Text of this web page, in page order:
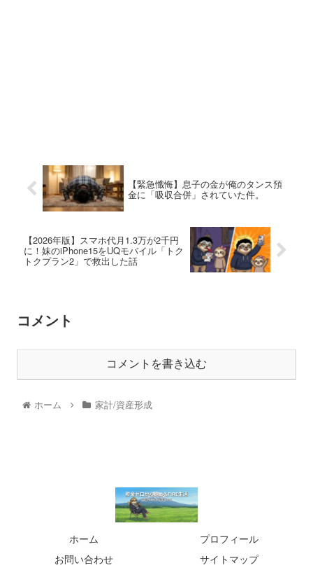
【緊急懺悔】息子の金が俺のタンス預
金に「吸収合併」されていた件。
【2026年版】スマホ代月1.3万が2千円
に！妹のiPhone15をUQモバイル「トク
トクプラン2」で救出した話
コメント
コメントを書き込む
ホーム 家計/資産形成
ホーム
プロフィール
お問い合わせ
サイトマップ